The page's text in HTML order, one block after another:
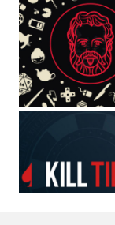
STUDIO MAGO ©
MENTIONS